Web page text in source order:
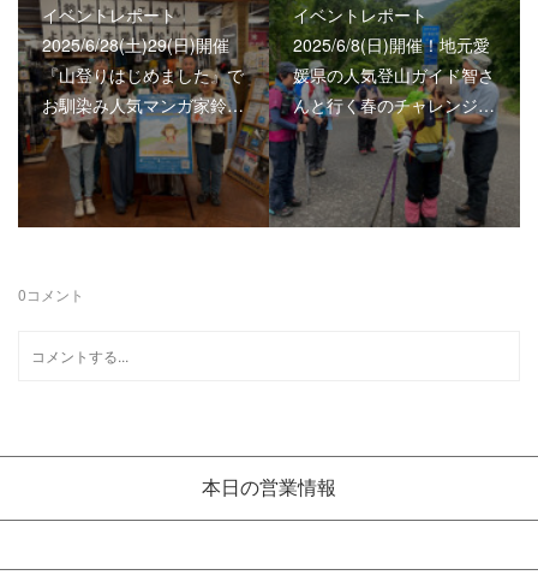
イベントレポート
2025/6/28(土)29(日)開催
『山登りはじめました』で
お馴染み人気マンガ家鈴…
イベントレポート
2025/6/8(日)開催！地元愛
媛県の人気登山ガイド智さ
んと行く春のチャレンジ…
0コメント
本日の営業情報